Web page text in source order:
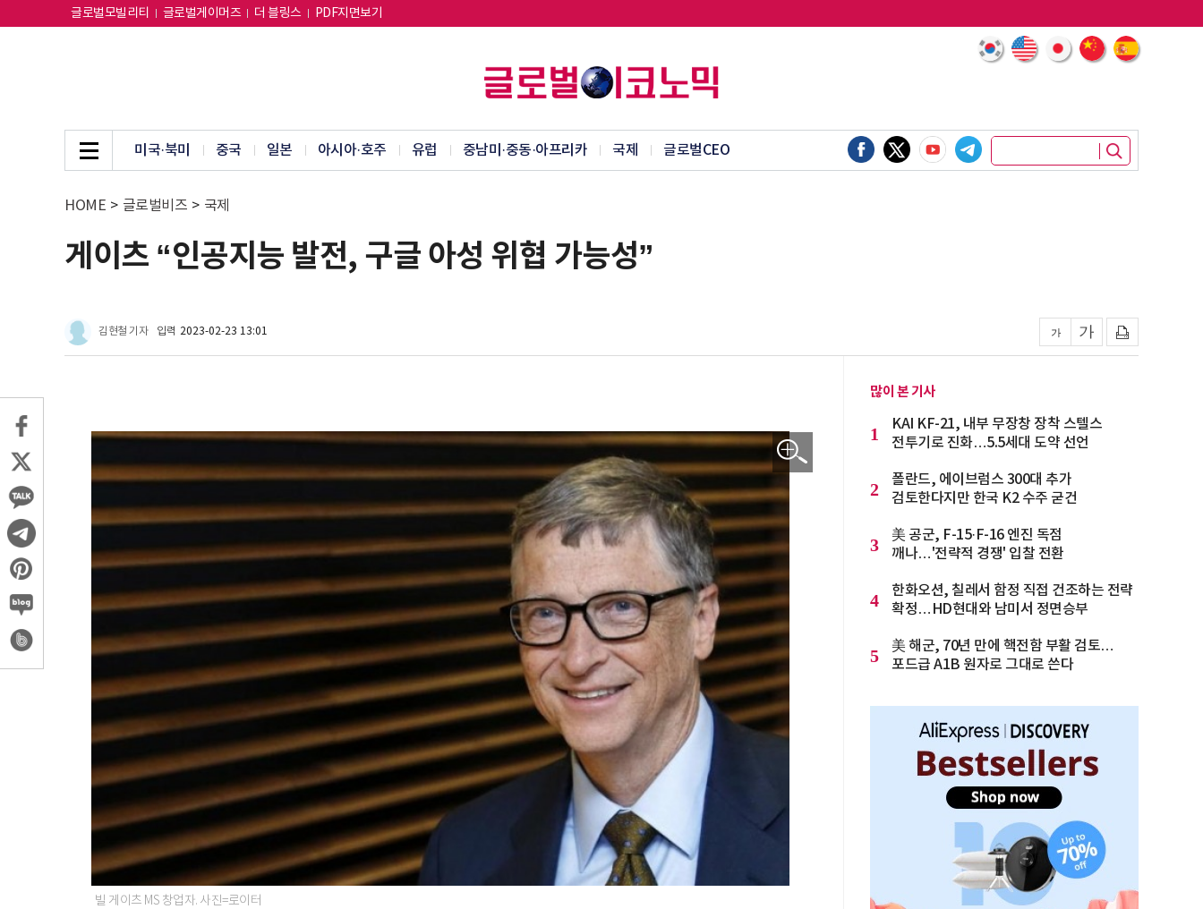
글로벌모빌리티 글로벌게이머즈 더 블링스 PDF지면보기
미국·북미 중국 일본 아시아·호주 유럽 중남미·중동·아프리카 국제 글로벌CEO
HOME > 글로벌비즈 > 국제
게이츠 “인공지능 발전, 구글 아성 위협 가능성”
김현철 기자 입력 2023-02-23 13:01
빌 게이츠 MS 창업자. 사진=로이터
많이 본 기사
1
KAI KF-21, 내부 무장창 장착 스텔스
전투기로 진화…5.5세대 도약 선언
2
폴란드, 에이브럼스 300대 추가
검토한다지만 한국 K2 수주 굳건
3
美 공군, F-15·F-16 엔진 독점
깨나…'전략적 경쟁' 입찰 전환
4
한화오션, 칠레서 함정 직접 건조하는 전략
확정…HD현대와 남미서 정면승부
5
美 해군, 70년 만에 핵전함 부활 검토…
포드급 A1B 원자로 그대로 쓴다